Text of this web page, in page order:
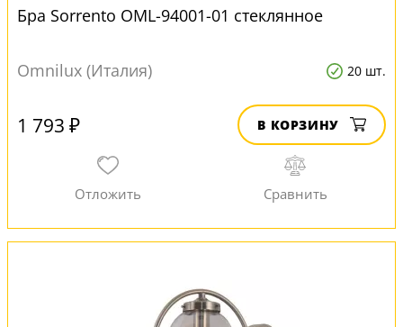
Бра Sorrento OML-94001-01 стеклянное
Omnilux (Италия) 20 шт.
1 793 ₽ В КОРЗИНУ